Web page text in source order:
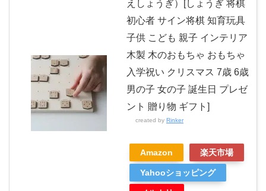
えしょうぎ）[しょうぎ 将棋
初心者 サイン将棋 知育玩具
子供 こども 親子 インテリア
木製 木のおもちゃ おもちゃ
入学祝い クリスマス 7歳 6歳
男の子 女の子 誕生日 プレゼ
ント 贈り物 ギフト]
created by Rinker
Amazon 楽天市場
Yahooショッピング